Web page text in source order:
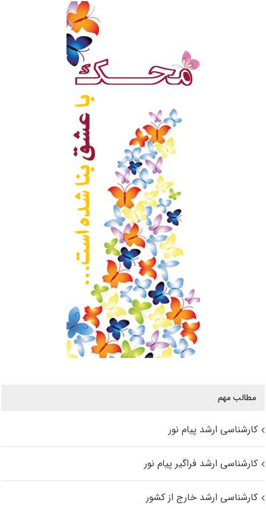
مطالب مهم
کارشناسی ارشد پیام نور
کارشناسی ارشد فراگیر پیام نور
کارشناسی ارشد خارج از کشور